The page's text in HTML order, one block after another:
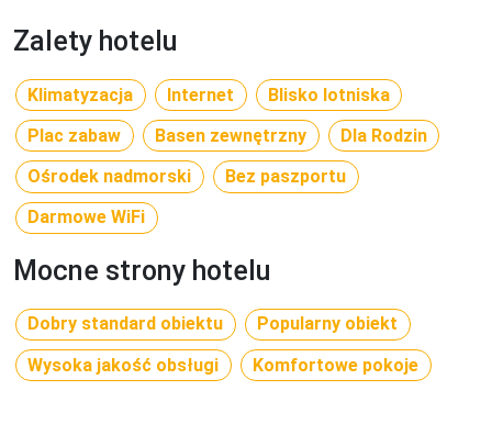
- sporty wodne na plaży
Wyżywienie
Bed&Breakfast (BB) - śniadanie w formie bufetu.
Half Board (HB) - śniadanie i kolacja w formie bufetu.
Napoje do kolacji płatne.
Restauracje i bary
- bar
Dodatkowe informacje
- 100 pokoi, 6-piętrowy budynek
- częściowo odnowiony w 2012 r.
Zalety hotelu
Klimatyzacja Internet
Blisko lotniska
Plac zabaw
Basen zewnętrzny
Dla Rodzin
Ośrodek nadmorski
Bez paszportu
Darmowe WiFi
Mocne strony hotelu
Dobry standard obiektu
Popularny obiekt
Wysoka jakość obsługi
Komfortowe pokoje